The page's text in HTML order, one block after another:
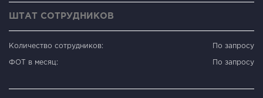
ШТАТ СОТРУДНИКОВ
Количество сотрудников: По запросу
ФОТ в месяц: По запросу